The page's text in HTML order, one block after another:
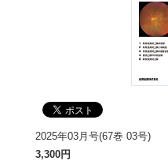
2025年03月号(67巻 03号)
3,300円